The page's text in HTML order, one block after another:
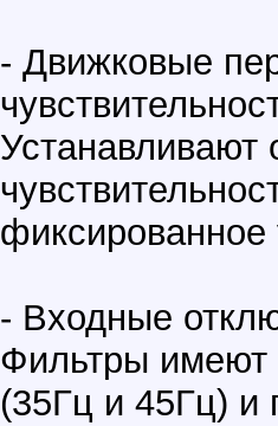
- Движковые
Устанавливают
- Входные
Фильтры имеют
(35Гц и 45Гц) и